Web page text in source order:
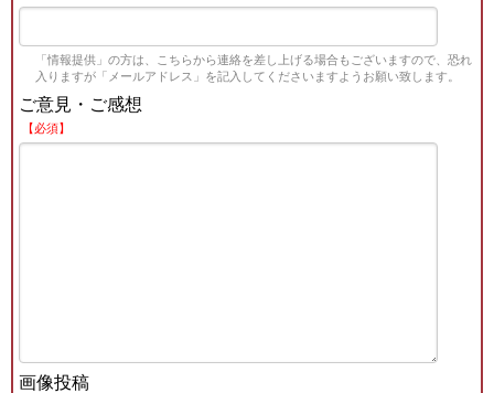
「情報提供」の方は、こちらから連絡を差し上げる場合もございますので、恐れ
入りますが「メールアドレス」を記入してくださいますようお願い致します。
ご意見・ご感想
【必須】
画像投稿